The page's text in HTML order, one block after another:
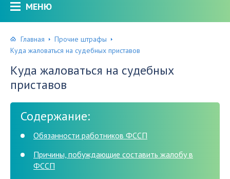
МЕНЮ
Главная
Прочие штрафы
Куда жаловаться на судебных приставов
Куда жаловаться на судебных
приставов
Содержание:
Обязанности работников ФССП
Причины, побуждающие составить жалобу в
ФССП